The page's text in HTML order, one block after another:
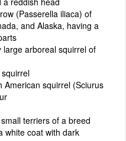
(Passerella iliaca) of
and Alaska, having a
large arboreal squirrel of
American squirrel (Sciurus
terriers of a breed
white coat with dark